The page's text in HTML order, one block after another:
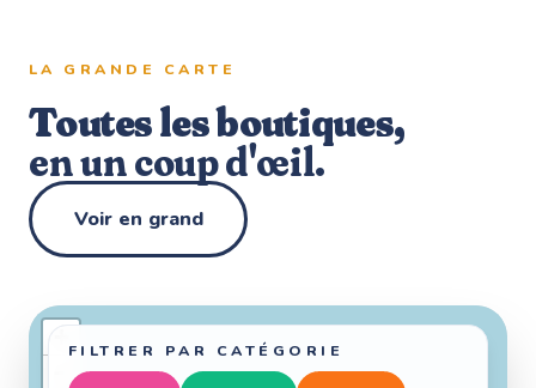
LA GRANDE CARTE
Toutes les boutiques,
en un coup d'œil.
Voir en grand
FILTRER PAR CATÉGORIE